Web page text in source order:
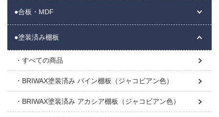
●合板・MDF
●塗装済み棚板
すべての商品
BRIWAX塗装済み パイン棚板（ジャコビアン色）
BRIWAX塗装済み アカシア棚板（ジャコビアン色）